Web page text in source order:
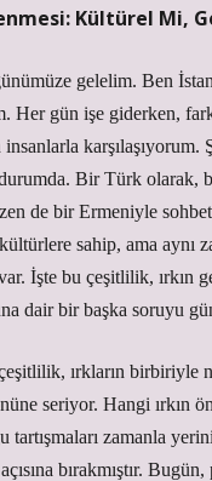
Kültürel Mi,
gelelim. Ben
Her gün işe giderken,
karşılaşıyorum.
Bir Türk olarak,
de bir Ermeniyle
sahip, ama aynı
İşte bu çeşitlilik, ırkın
dair bir başka soruyu
ırkların birbiriyle
seriyor. Hangi ırkın
tartışmaları zamanla
bırakmıştır.